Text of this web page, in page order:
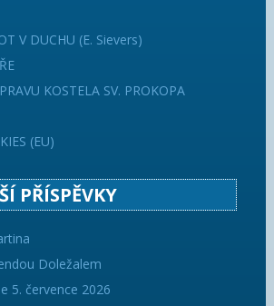
V DUCHU (E. Sievers)
KOSTELA SV. PROKOPA
(EU)
PŘÍSPĚVKY
Doležalem
5. července 2026